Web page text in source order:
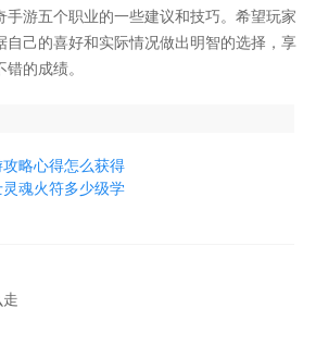
手游五个职业的一些建议和技巧。希望玩家
自己的喜好和实际情况做出明智的选择，享
的成绩。
略心得怎么获得
魂火符多少级学